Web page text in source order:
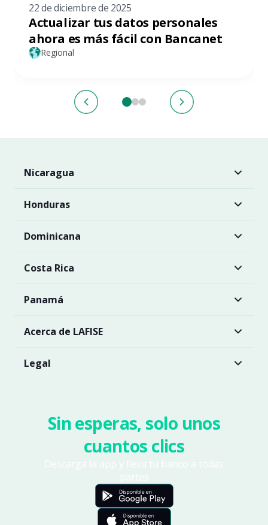
22 de diciembre de 2025
Actualizar tus datos personales
ahora es más fácil con Bancanet
Regional
Nicaragua
Honduras
Dominicana
Costa Rica
Panamá
Acerca de LAFISE
Legal
Sin esperas, solo unos
cuantos clics